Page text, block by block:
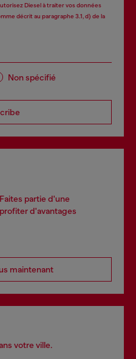
Diesel à traiter vos données
décrit au paragraphe 3.1, d) de la
Non spécifié
partie d'une
d'avantages
maintenant
votre ville.